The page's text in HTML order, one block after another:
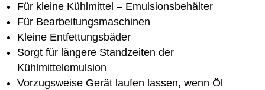
Für kleine Kühlmittel – Emulsionsbehälter
Für Bearbeitungsmaschinen
Kleine Entfettungsbäder
Sorgt für längere Standzeiten der
Kühlmittelemulsion
Vorzugsweise Gerät laufen lassen, wenn Öl